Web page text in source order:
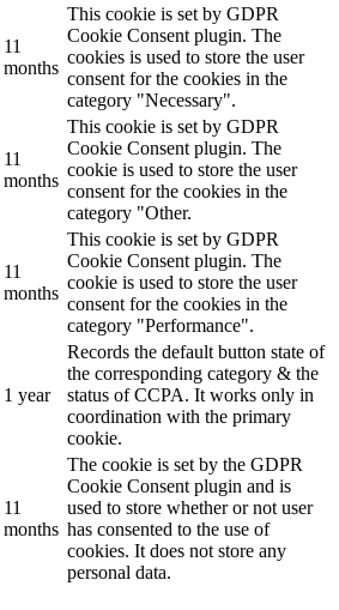
11
months
This cookie is set by GDPR
Cookie Consent plugin. The
cookies is used to store the user
consent for the cookies in the
category "Necessary".
11
months
This cookie is set by GDPR
Cookie Consent plugin. The
cookie is used to store the user
consent for the cookies in the
category "Other.
11
months
This cookie is set by GDPR
Cookie Consent plugin. The
cookie is used to store the user
consent for the cookies in the
category "Performance".
1 year
Records the default button state of
the corresponding category & the
status of CCPA. It works only in
coordination with the primary
cookie.
11
months
The cookie is set by the GDPR
Cookie Consent plugin and is
used to store whether or not user
has consented to the use of
cookies. It does not store any
personal data.